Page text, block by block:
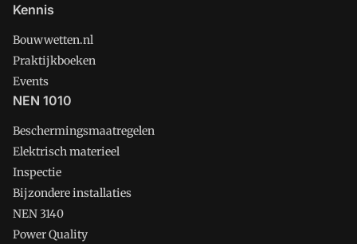
Kennis
Bouwwetten.nl
Praktijkboeken
Events
NEN 1010
Beschermingsmaatregelen
Elektrisch materieel
Inspectie
Bijzondere installaties
NEN 3140
Power Quality